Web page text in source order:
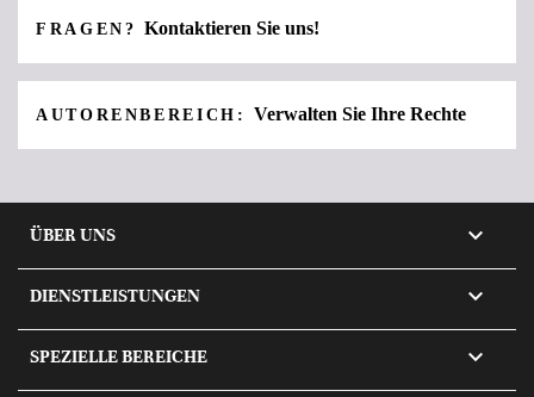
FRAGEN?Kontaktieren Sie uns!
AUTORENBEREICH: Verwalten Sie Ihre Rechte
ÜBER UNS 
DIENSTLEISTUNGEN 
SPEZIELLE BEREICHE 